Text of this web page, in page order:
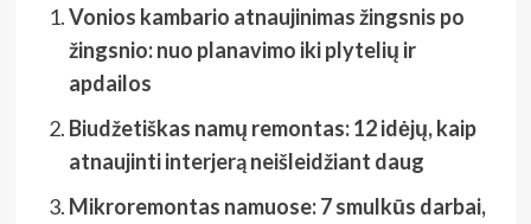
Vonios kambario atnaujinimas žingsnis po
žingsnio: nuo planavimo iki plytelių ir
apdailos
Biudžetiškas namų remontas: 12 idėjų, kaip
atnaujinti interjerą neišleidžiant daug
Mikroremontas namuose: 7 smulkūs darbai,